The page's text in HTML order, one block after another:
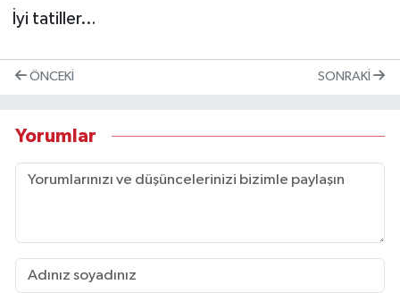
İyi tatiller…
ÖNCEKI SONRAKI
Yorumlar